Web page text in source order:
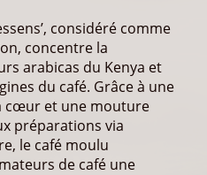
considéré comme
concentre la
arabicas du Kenya et
du café. Grâce à une
cœur et une mouture
préparations via
le café moulu
de café une